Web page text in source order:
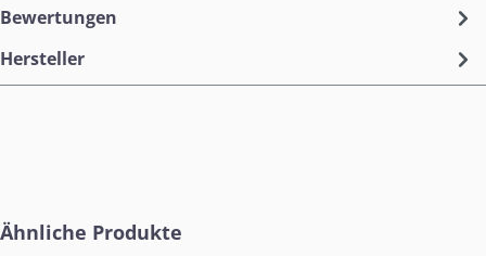
Bewertungen
Hersteller
Produktgalerie überspringen
Ähnliche Produkte